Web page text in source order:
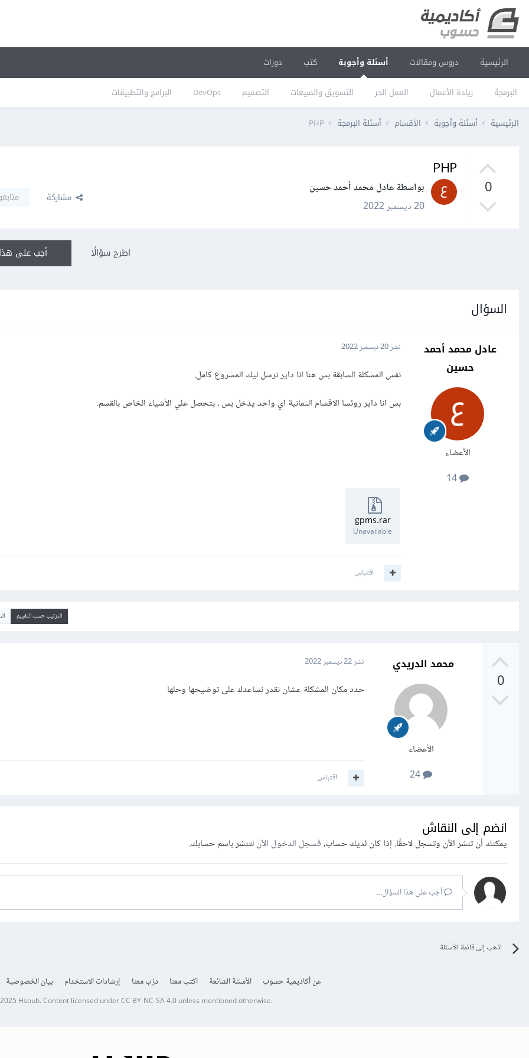
الرئيسية دروس ومقالات أسئلة وأجوبة
البرمجة ريادة الأعمال العمل الحر التسويق والمبيعات التصميم DevOps البرامج والتطبيقات
كتب دورات
الرئيسية أسئلة وأجوبة الأقسام أسئلة البرمجة PHP
0
PHP
بواسطة عادل محمد أحمد حسين
20 ديسمبر 2022
مشاركة
أجب على اطرح سؤالًا
السؤال
عادل محمد أحمد
حسين
الأعضاء
نشر20 ديسمبر 2022
نفس المشكلة السابقة بس هنا انا داير نرسل ليك المشروع كامل.
بس انا داير روئسا الاقسام الثمانية اي واحد يدخل بس ، بتحصل علي الأشياء الخاص بالقسم.
gpms.rar
Unavailable
اقتباس
الترتيب حسب التقييم
0
محمد الدريدي
الأعضاء
نشر22 ديسمبر 2022
حدد مكان المشكلة عشان نقدر نساعدك على توضيحها وحلها
اقتباس
انضم إلى النقاش
يمكنك أن تنشر الآن وتسجل لاحقًا. إذا كان لديك حساب،فسجل الدخول الآنلتنشر باسم حسابك.
أجب على هذا السؤال...
اذهب إلى قائمة الأسئلة
عن أكاديمية حسوب الأسئلة الشائعة اكتب معنا درّب معنا إرشادات الاستخدام بيان الخصوصية
Hsoub.Content licensed underCC BY-NC-SA 4.0unless mentioned otherwise.